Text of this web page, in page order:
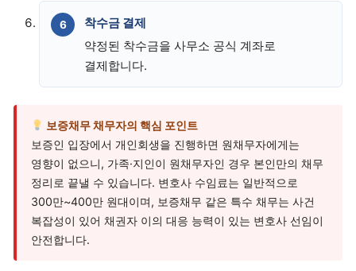
착수금 결제
약정된 착수금을 사무소 공식 계좌로
결제합니다.
보증채무 채무자의 핵심 포인트
보증인 입장에서 개인회생을 진행하면 원채무자에게는
영향이 없으니, 가족·지인이 원채무자인 경우 본인만의 채무
정리로 끝낼 수 있습니다. 변호사 수임료는 일반적으로
300만~400만 원대이며, 보증채무 같은 특수 채무는 사건
복잡성이 있어 채권자 이의 대응 능력이 있는 변호사 선임이
안전합니다.